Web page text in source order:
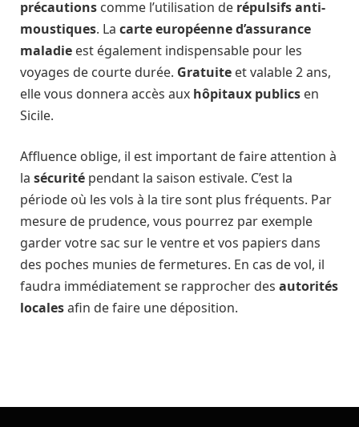
précautions comme l’utilisation de répulsifsanti-
moustiques. La carte européenne d’assurance
maladie est également indispensable pour les
voyages de courte durée. Gratuite et valable 2 ans,
elle vous donnera accès aux hôpitaux publics en
Sicile.
Affluence oblige, il est important de faire attention à
la sécurité pendant la saison estivale. C’est la
période où les vols à la tire sont plus fréquents. Par
mesure de prudence, vous pourrez par exemple
garder votre sac sur le ventre et vos papiers dans
des poches munies de fermetures. En cas de vol, il
faudra immédiatement se rapprocher des autorités
localesafin de faire une déposition.